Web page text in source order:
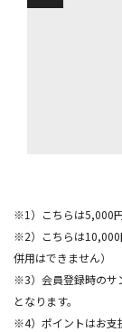
※1）こちらは5,000
※2）こちらは10,000
併用はできません）
※3）会員登録時のサ
となります。
※4）ポイントはお支